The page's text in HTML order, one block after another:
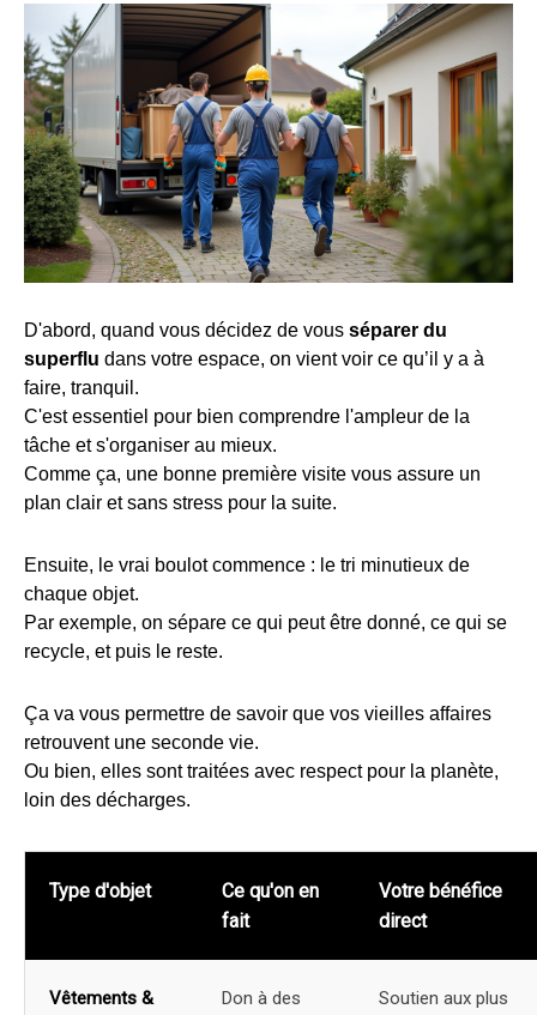
D'abord, quand vous décidez de vous séparer du
superflu dans votre espace, on vient voir ce qu’il y a à
faire, tranquil.
C'est essentiel pour bien comprendre l'ampleur de la
tâche et s'organiser au mieux.
Comme ça, une bonne première visite vous assure un
plan clair et sans stress pour la suite.
Ensuite, le vrai boulot commence : le tri minutieux de
chaque objet.
Par exemple, on sépare ce qui peut être donné, ce qui se
recycle, et puis le reste.
Ça va vous permettre de savoir que vos vieilles affaires
retrouvent une seconde vie.
Ou bien, elles sont traitées avec respect pour la planète,
loin des décharges.
Type d'objet
Ce qu'on en
fait
Votre bénéfice
direct
Vêtements &
Don à des
Soutien aux plus